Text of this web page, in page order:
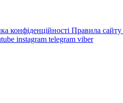
конфіденційності Правила сайту
instagram telegram viber